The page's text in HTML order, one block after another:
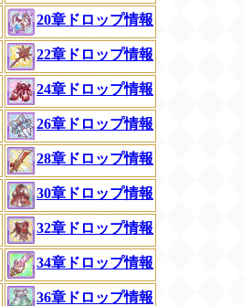
20章ドロップ情報
22章ドロップ情報
24章ドロップ情報
26章ドロップ情報
28章ドロップ情報
30章ドロップ情報
32章ドロップ情報
34章ドロップ情報
36章ドロップ情報